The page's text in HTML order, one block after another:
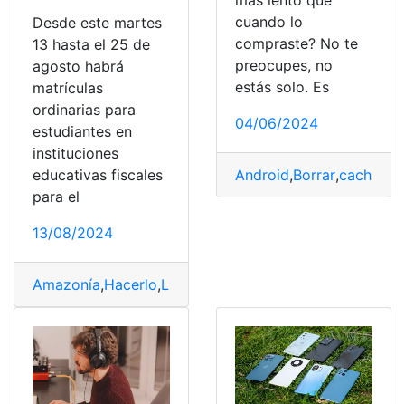
Desde este martes
13 hasta el 25 de
agosto habrá
matrículas
ordinarias para
estudiantes en
instituciones
educativas fiscales
para el
13/08/2024
Amazonía,Hacerlo,Línea
cuando lo
compraste? No te
preocupes, no
estás solo. Es
04/06/2024
Android,Borrar,cache